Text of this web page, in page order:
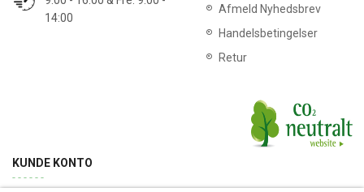
14:00
Afmeld Nyhedsbrev
Handelsbetingelser
Retur
KUNDE KONTO